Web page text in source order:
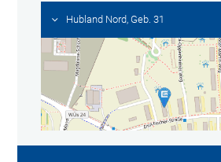
Hubland Nord, Geb. 31